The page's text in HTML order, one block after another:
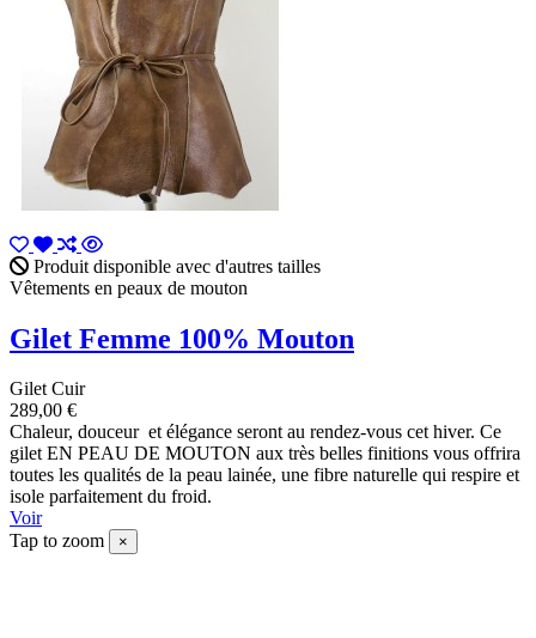
Produit disponible avec d'autres tailles
Vêtements en peaux de mouton
Gilet Femme 100% Mouton
Gilet Cuir
289,00 €
Chaleur, douceur et élégance seront au rendez-vous cet hiver. Ce
gilet EN PEAU DE MOUTON aux très belles finitions vous offrira
toutes les qualités de la peau lainée, une fibre naturelle qui respire et
isole parfaitement du froid.
Voir
Tap to zoom
×